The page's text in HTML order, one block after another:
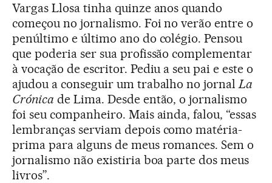
Vargas Llosa tinha quinze anos quando
começou no jornalismo. Foi no verão entre o
penúltimo e último ano do colégio. Pensou
que poderia ser sua profissão complementar
à vocação de escritor. Pediu a seu pai e este o
ajudou a conseguir um trabalho no jornalLa
Crónica de Lima. Desde então, o jornalismo
foi seu companheiro. Mais ainda, falou, “essas
lembranças serviam depois como matéria-
prima para alguns de meus romances. Sem o
jornalismo não existiria boa parte dos meus
livros”.